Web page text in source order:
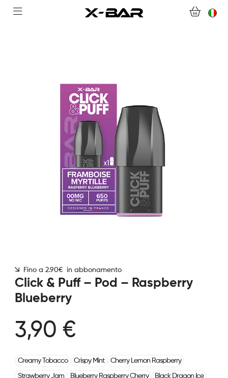
COLLECTIONS
CONTATTACI
DOMANDE FREQUENTI
DIVENTA UN GROSSISTA X-BAR
IL MIO ACCOUNT
Fino a 2.90€ in abbonamento
Click & Puff – Pod – Raspberry
Blueberry
3,90 €
Creamy Tobacco Crispy Mint Cherry Lemon Raspberry
Strawberry Jam Blueberry Raspberry Cherry Black Dragon Ice